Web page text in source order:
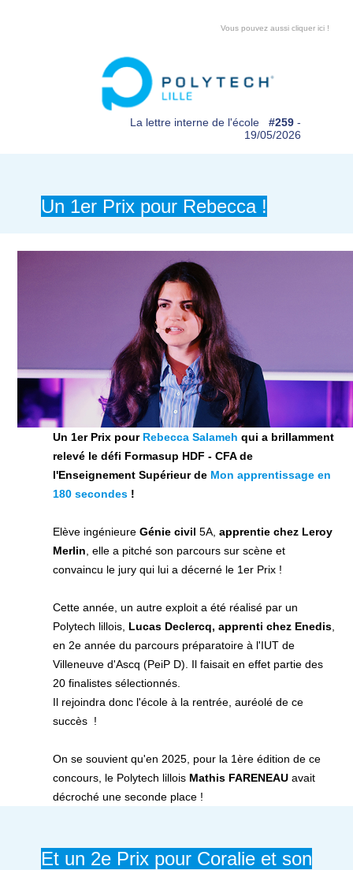
Vous pouvez aussi cliquer ici !
La lettre interne de l'école #259-
19/05/2026
Un 1er Prix pour Rebecca !
Un 1er Prix pour Rebecca Salameh qui a brillamment
relevé le défi Formasup HDF - CFA de
l'Enseignement Supérieur de Mon apprentissage en
180 secondes!
Elève ingénieure Génie civil 5A, apprentie chez Leroy
Merlin , elle a pitché son parcours sur scène et
convaincu le jury qui lui a décerné le 1er Prix !
Cette année, un autre exploit a été réalisé par un
Polytech lillois, Lucas Declercq, apprenti chez Enedis,
en 2e année du parcours préparatoire à l'IUT de
Villeneuve d'Ascq (PeiP D). Il faisait en effet partie des
20 finalistes sélectionnés.
Il rejoindra donc l'école à la rentrée, auréolé de ce
succès !
On se souvient qu'en 2025, pour la 1ère édition de ce
concours, le Polytech lillois Mathis FARENEAUavait
décroché une seconde place !
Et un 2e Prix pour Coralie et son